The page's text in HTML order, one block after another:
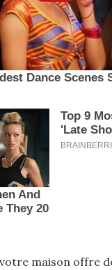
votre maison offre